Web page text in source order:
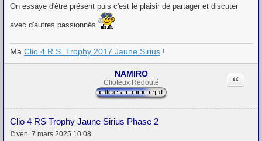
On essaye d'être présent puis c'est le plaisir de partager et discuter
avec d'autres passionnés
Ma Clio 4 R.S. Trophy 2017 Jaune Sirius !
NAMIRO
Clioteux Redouté
Clio 4 RS Trophy Jaune Sirius Phase 2
Citation
ven. 7 mars 2025 10:08